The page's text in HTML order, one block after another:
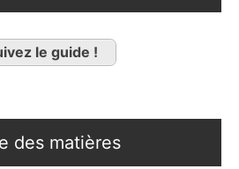
le guide !
des matières